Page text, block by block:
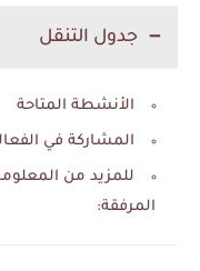
جدول التنقل
الأنشطة المتاحة
المشاركة في
للمزيد من
المرفقة: